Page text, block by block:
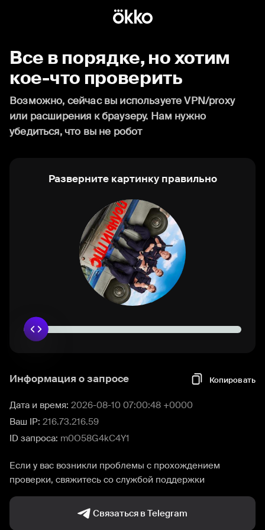
Все в порядке, но хотим
кое-что проверить
Возможно, сейчас вы используете VPN/proxy
или расширения к браузеру. Нам нужно
убедиться, что вы не робот
Разверните картинку правильно
Информация о запросе Копировать
Дата и время: 2026-08-10 07:00:48 +0000
Ваш IP: 216.73.216.59
ID запроса: m0O58G4kC4Y1
Если у вас возникли проблемы с прохождением
проверки, свяжитесь со службой поддержки
Связаться в Telegram